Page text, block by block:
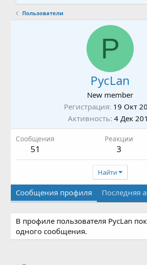
Пользователи
P
PycLan
New member
Регистрация 19 Окт
Активность 4 Дек
Сообщения
51
Реакции
3
Найти
Сообщения профиля Последняя
В профиле пользователя PycLan
одного сообщения.